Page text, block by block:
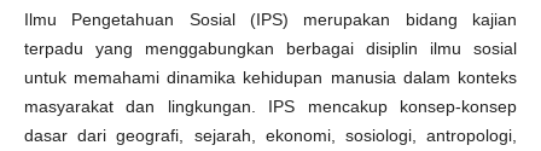
Ilmu Pengetahuan Sosial (IPS) merupakan bidang kajian
terpadu yang menggabungkan berbagai disiplin ilmu sosial
untuk memahami dinamika kehidupan manusia dalam konteks
masyarakat dan lingkungan. IPS mencakup konsep-konsep
dasar dari geografi, sejarah, ekonomi, sosiologi, antropologi,